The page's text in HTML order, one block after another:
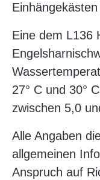
Eine dem L136
27° C und 30°
zwischen 5,0
Alle Angaben
allgemeinen
Anspruch auf